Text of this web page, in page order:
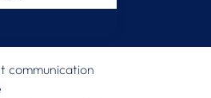
communication